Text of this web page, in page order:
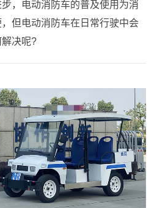
，电动消防车的普及使用为消
但电动消防车在日常行驶中会
决呢?